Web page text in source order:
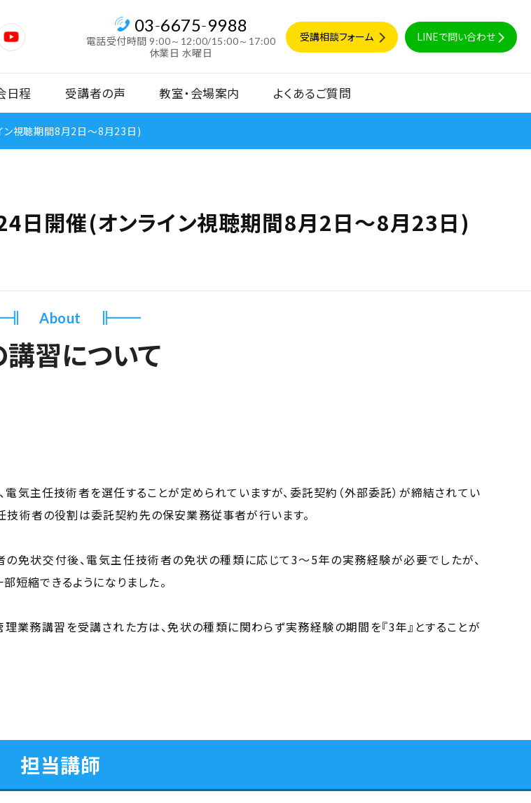
03-6675-9988
電話受付時間 9:00～12:00/15:00～17:00
休業日 水曜日
受講相談フォーム LINEで問い合わせ
日程 受講者の声 教室・会場案内 よくあるご質問
ン視聴期間8月2日～8月23日)
24日開催(オンライン視聴期間8月2日～8月23日)
About
講習について
気主任技術者を選任することが定められていますが、委託契約（外部委託）が締結されてい
術者の役割は委託契約先の保安業務従事者が行います。
免状交付後、電気主任技術者の免状の種類に応じて3～5年の実務経験が必要でしたが、
短縮できるようになりました。
業務講習を受講された方は、免状の種類に関わらず実務経験の期間を『3年』とすることが
担当講師